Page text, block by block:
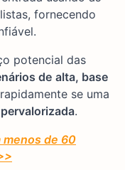
fornecendo
potencial das
de alta, base
se uma
.
menos de 60